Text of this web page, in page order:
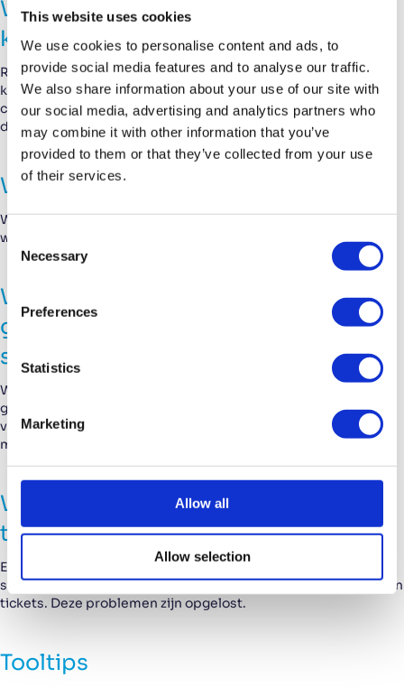
This website uses cookies
We use cookies to personalise content and ads, to
provide social media features and to analyse our traffic.
We also share information about your use of our site with
our social media, advertising and analytics partners who
may combine it with other information that you’ve
provided to them or that they’ve collected from your use
of their services.
C
s
e
t
S
e
e
o
n
Necessary
Preferences
Statistics
Marketing
Allow all
Allow selection
Weergave van reacties namens
klanten
Reacties die aan een ticket werden toegevoegd namens een
klant, werden aan de verkeerde kant van het
communicatieoverzicht getoond. Dit is gecorrigeerd en
dergelijke reacties worden nu aan de rechterkant geplaatst.
Wijzigen van tijdregistraties
We hebben een bug opgelost die Maki liet crashen bij het
wijzigen van een tijdregistratie van een klant naar een project.
Weergave van servicepartner
groepen en medewerkers bij
statuswijzigingen
We hebben een probleem opgelost waarbij servicepartner
groepen en medewerkers niet zichtbaar waren bij het wijzigen
van de ticketstatus naar “Put on hold”. Nu kunnen groepen en
medewerkers van de servicepartner geselecteerd worden.
Weergave van statuswijzigingen in
tickets
Er waren problemen met de weergave van kopregels van
statuswijzigingen naar “Resolved”, “On hold” of “Assigned to” in
tickets. Deze problemen zijn opgelost.
Tooltips